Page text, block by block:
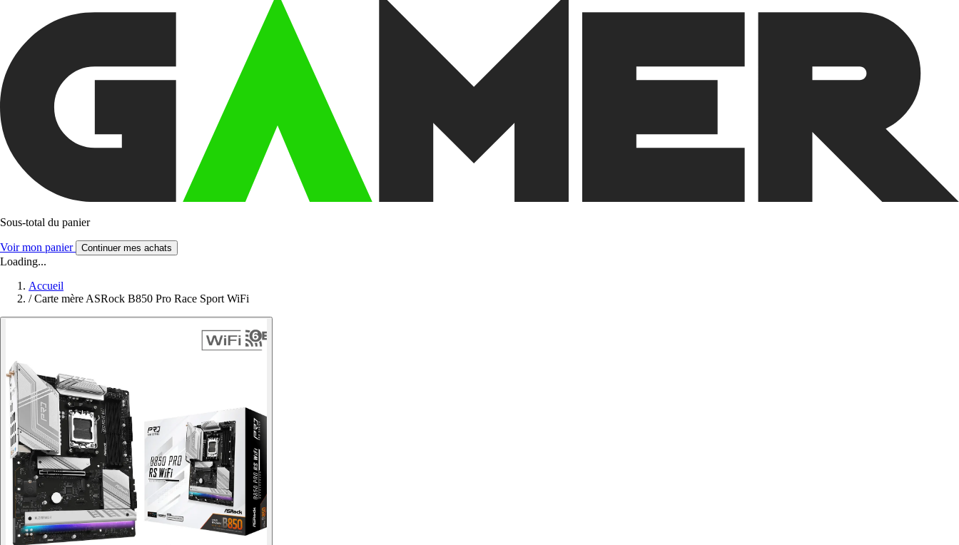
Sous-total du panier
Voir mon panier Continuer mes achats
Loading...
Accueil
/ Carte mère ASRock B850 Pro Race Sport WiFi